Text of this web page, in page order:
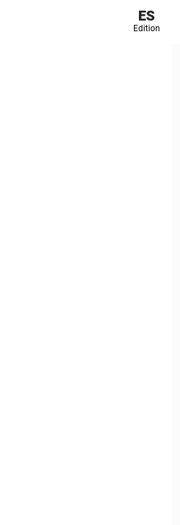
ES
Edition